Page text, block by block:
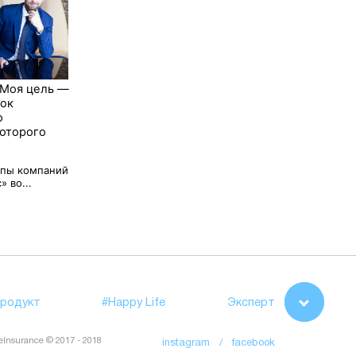
Моя цель —
компаний
во...
#Happy Life Эксперт
© 2017 - 2018 instagram /facebook